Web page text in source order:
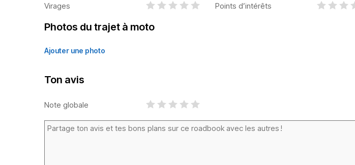
Virages
Points d’intérêts
Photos du trajet à moto
Ajouter une photo
Ton avis
Note globale